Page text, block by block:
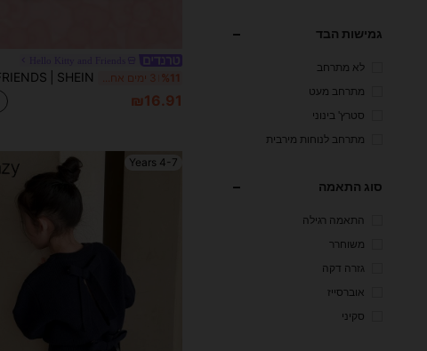
גמישות הבד
לא מתרחב
מתרחב מעט
סטרץ' בינוני
מתרחב לנוחות מירבית
סוג התאמה
התאמה רגילה
משוחרר
גזרה דקה
אוברסייז
סקיני
%11 3 ימים אחרונים
₪16.91
4-7 Years